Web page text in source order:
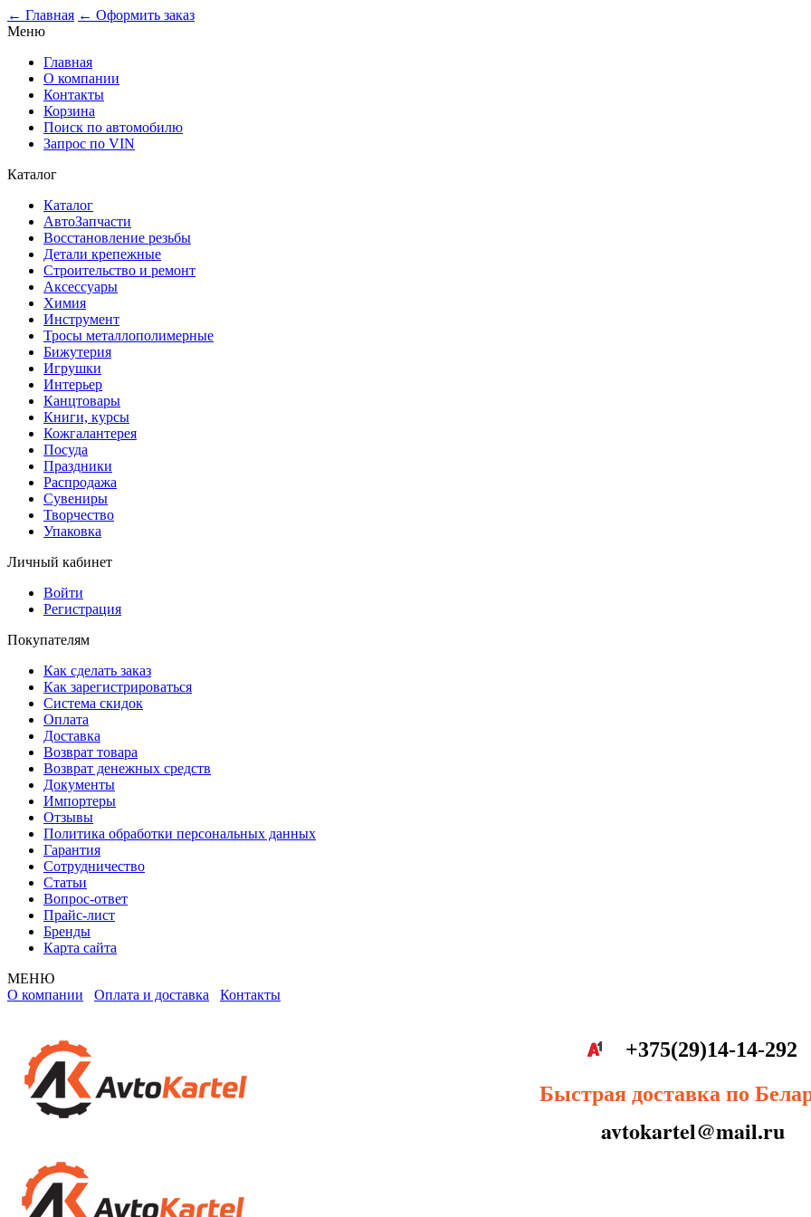
← Главная ← Оформить заказ
Меню
Главная
О компании
Контакты
Корзина
Поиск по автомобилю
Запрос по VIN
Каталог
Каталог
АвтоЗапчасти
Восстановление резьбы
Детали крепежные
Строительство и ремонт
Аксессуары
Химия
Инструмент
Тросы металлополимерные
Бижутерия
Игрушки
Интерьер
Канцтовары
Книги, курсы
Кожгалантерея
Посуда
Праздники
Распродажа
Сувениры
Творчество
Упаковка
Личный кабинет
Войти
Регистрация
Покупателям
Как сделать заказ
Как зарегистрироваться
Система скидок
Оплата
Доставка
Возврат товара
Возврат денежных средств
Документы
Импортеры
Отзывы
Политика обработки персональных данных
Гарантия
Сотрудничество
Статьи
Вопрос-ответ
Прайс-лист
Бренды
Карта сайта
МЕНЮ
О компании
Оплата и доставка Контакты
+375(29)14-14-292
Быстрая доставка по
avtokartel@mail.ru